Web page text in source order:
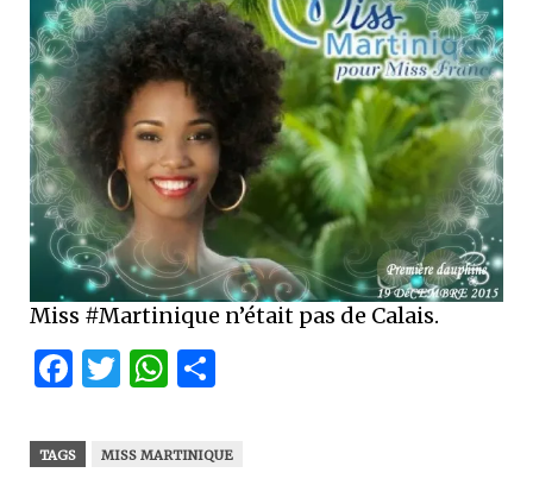
Miss #Martinique n’était pas de Calais.
Facebook
Twitter
WhatsApp
TAGS MISS MARTINIQUE